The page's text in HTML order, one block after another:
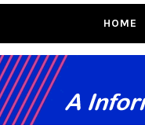
HOME